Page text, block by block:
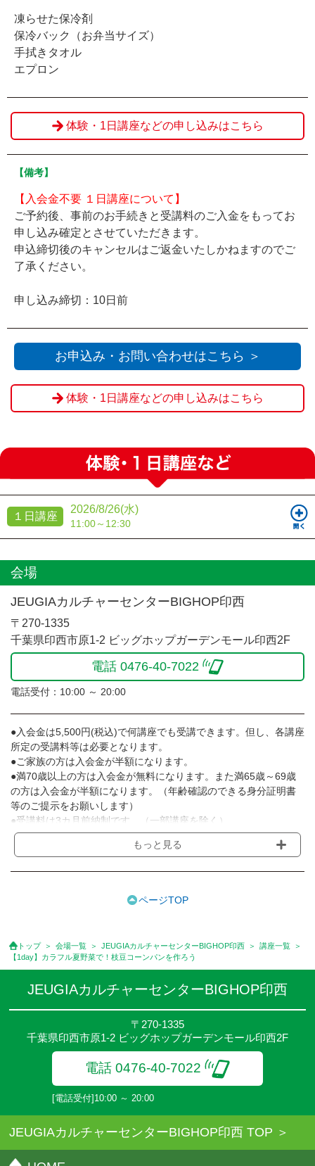
凍らせた保冷剤
保冷バック（お弁当サイズ）
手拭きタオル
エプロン
体験・1日講座などの申し込みはこちら
【備考】
【入会金不要 １日講座について】
ご予約後、事前のお手続きと受講料のご入金をもってお
申し込み確定とさせていただきます。
申込締切後のキャンセルはご返金いたしかねますのでご
了承ください。
申し込み締切：10日前
お申込み・お問い合わせはこちら ＞
体験・1日講座などの申し込みはこちら
１日講座
2026/8/26(水)
11:00～12:30
会場
JEUGIAカルチャーセンターBIGHOP印西
〒270-1335
千葉県印西市原1-2 ビッグホップガーデンモール印西2F
電話 0476-40-7022
電話受付：10:00 ～ 20:00
●入会金は5,500円(税込)で何講座でも受講できます。但し、各講座
所定の受講料等は必要となります。
●ご家族の方は入会金が半額になります。
●満70歳以上の方は入会金が無料になります。また満65歳～69歳
の方は入会金が半額になります。（年齢確認のできる身分証明書
等のご提示をお願いします）
●受講料は3カ月前納制です。（一部講座を除く）
●受講料には運営費として１講座につき月額770円(税込)が含まれ
ております。また一部の講座では別途傷害保険料も含まれており
用は含まれておりません。
のでご確認ください。
●参加人数が一定に満たない場合、体験や講座開講を中止または延
期することがあります。
●その他、詳しい内容については、ご入会時にご説明をさせていた
だきます。
もっと見る
ページTOP
トップ 会場一覧 JEUGIAカルチャーセンターBIGHOP印西
講座一覧
【1day】カラフル夏野菜で！枝豆コーンパンを作ろう
JEUGIAカルチャーセンターBIGHOP印西
〒270-1335
千葉県印西市原1-2 ビッグホップガーデンモール印西2F
電話 0476-40-7022
[電話受付]10:00 ～ 20:00
JEUGIAカルチャーセンターBIGHOP印西 TOP